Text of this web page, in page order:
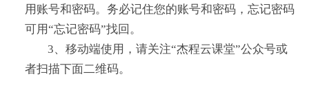
用账号和密码。务必记住您的账号和密码，忘记密码
可用“忘记密码”找回。
3、移动端使用，请关注“杰程云课堂”公众号或
者扫描下面二维码。